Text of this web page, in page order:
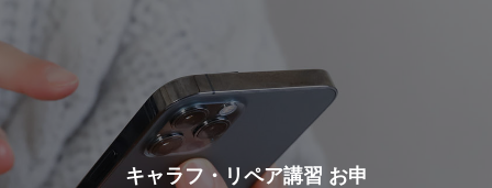
キ ャラフ・リペア講習 お申し込